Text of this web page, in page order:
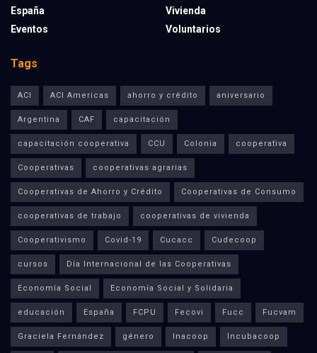
España
Eventos
Vivienda
Voluntarios
Tags
ACI ACI Americas ahorro y crédito aniversario
Argentina CAF capacitación
capacitación cooperativa CCU Colonia cooperativa
Cooperativas cooperativas agrarias
Cooperativas de Ahorro y Crédito Cooperativas de Consumo
cooperativas de trabajo cooperativas de vivienda
Cooperativismo Covid-19 Cucacc Cudecoop
cursos Día Internacional de las Cooperativas
Economía Social Economía Social y Solidaria
educación España FCPU Fecovi Fucc Fucvam
Graciela Fernández género Inacoop Incubacoop